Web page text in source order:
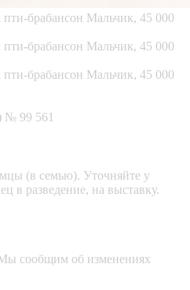
№ 99 561
(в семью). Уточняйте у
в разведение, на выставку.
сообщим об изменениях